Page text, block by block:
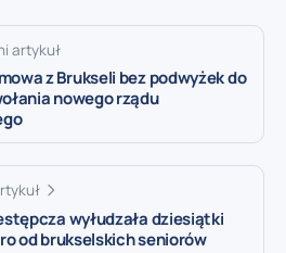
artykuł
z Brukseli bez podwyżek do
nowego rządu
wyłudzała dziesiątki
od brukselskich seniorów